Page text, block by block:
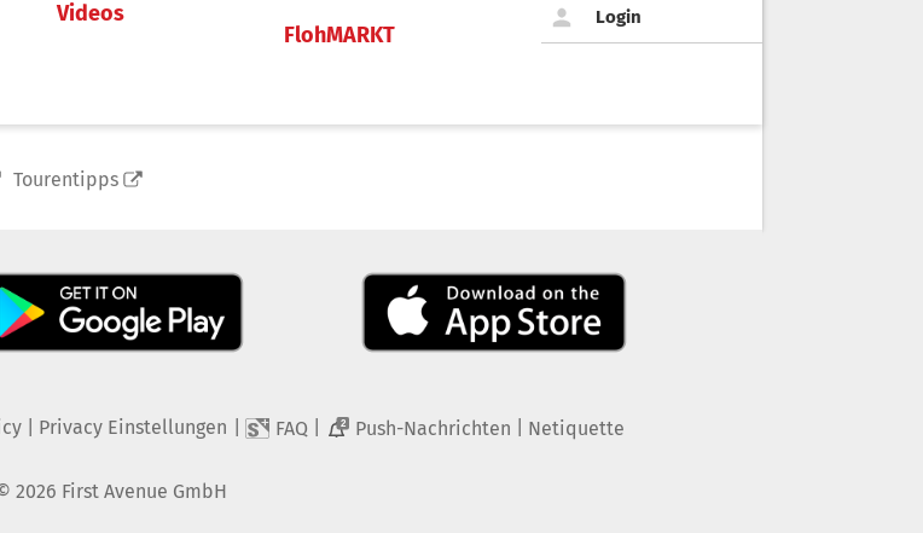
Videos
FlohMARKT
Login
Tourentipps
| Privacy Einstellungen FAQ 2 Push-Nachrichten Netiquette
2026 First Avenue GmbH